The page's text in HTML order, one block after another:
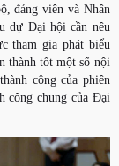
đảng viên và Nhân
dự Đại hội cần nêu
tham gia phát biểu
thành tốt một số nội
công của phiên
công chung của Đại